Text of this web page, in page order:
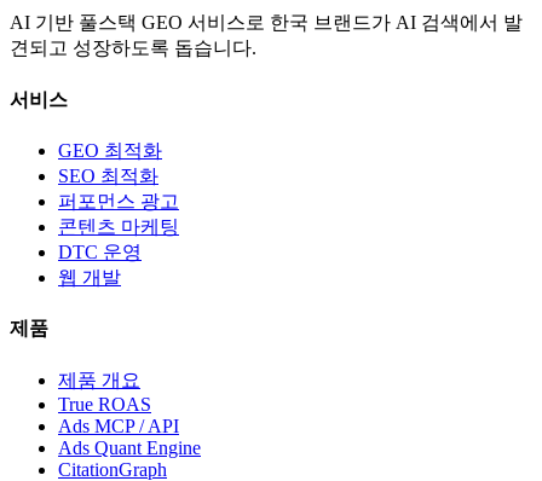
AI 기반 풀스택 GEO 서비스로 한국 브랜드가 AI 검색에서 발
견되고 성장하도록 돕습니다.
서비스
GEO 최적화
SEO 최적화
퍼포먼스 광고
콘텐츠 마케팅
DTC 운영
웹 개발
제품
제품 개요
True ROAS
Ads MCP / API
Ads Quant Engine
CitationGraph